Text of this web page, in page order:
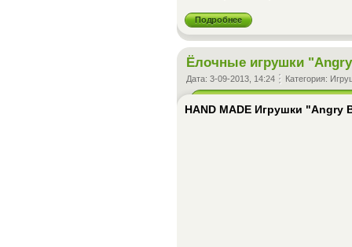
Подробнее
Ёлочные игрушки
Дата: 3-09-2013, 14:24 Категория:
HAND MADE Игрушки "Angry